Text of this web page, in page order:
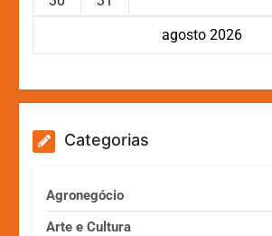
agosto 2026
Categorias
Agronegócio
Arte e Cultura